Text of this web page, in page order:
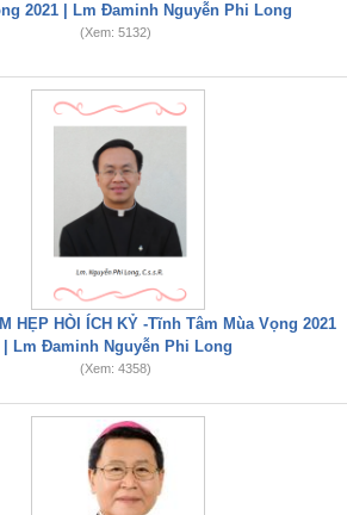
2021 | Lm Đaminh Nguyễn Phi Long
(Xem: 5132)
HẸP HÒI ÍCH KỶ -Tĩnh Tâm Mùa Vọng 2021
| Lm Đaminh Nguyễn Phi Long
(Xem: 4358)